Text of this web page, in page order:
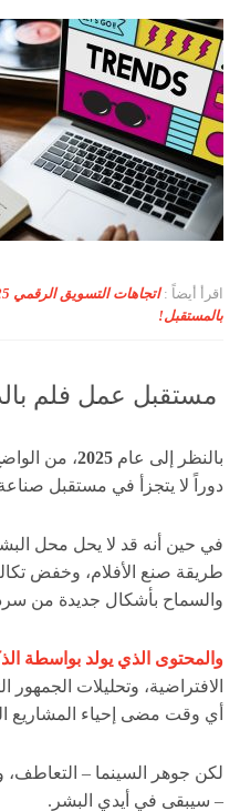
اقرأ أيضاً :
بالمستقبل!
مستقبل عمل فلم
بالنظر إلى عام 2025، من
دوراً لا يتجزأ في مستقبل صناعة
في حين أنه قد لا يحل محل البشر
طريقة صنع الأفلام، وخفض
والسماح بأشكال جديدة من
والمحتوى الذي يولد بواسطة
الافتراضية، وتحليلات
أي وقت مضى إحياء المشاريع
لكن جوهر السينما –
– سيبقى في أيدي البشر.